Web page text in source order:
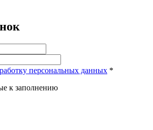
персональных данных *
к заполнению